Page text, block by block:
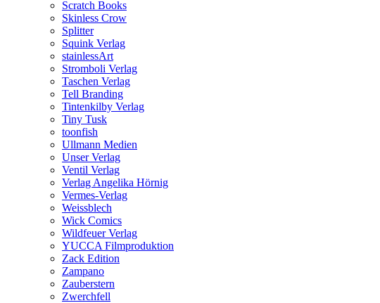
Scratch Books
Skinless Crow
Splitter
Squink Verlag
stainlessArt
Stromboli Verlag
Taschen Verlag
Tell Branding
Tintenkilby Verlag
Tiny Tusk
toonfish
Ullmann Medien
Unser Verlag
Ventil Verlag
Verlag Angelika Hörnig
Vermes-Verlag
Weissblech
Wick Comics
Wildfeuer Verlag
YUCCA Filmproduktion
Zack Edition
Zampano
Zauberstern
Zwerchfell